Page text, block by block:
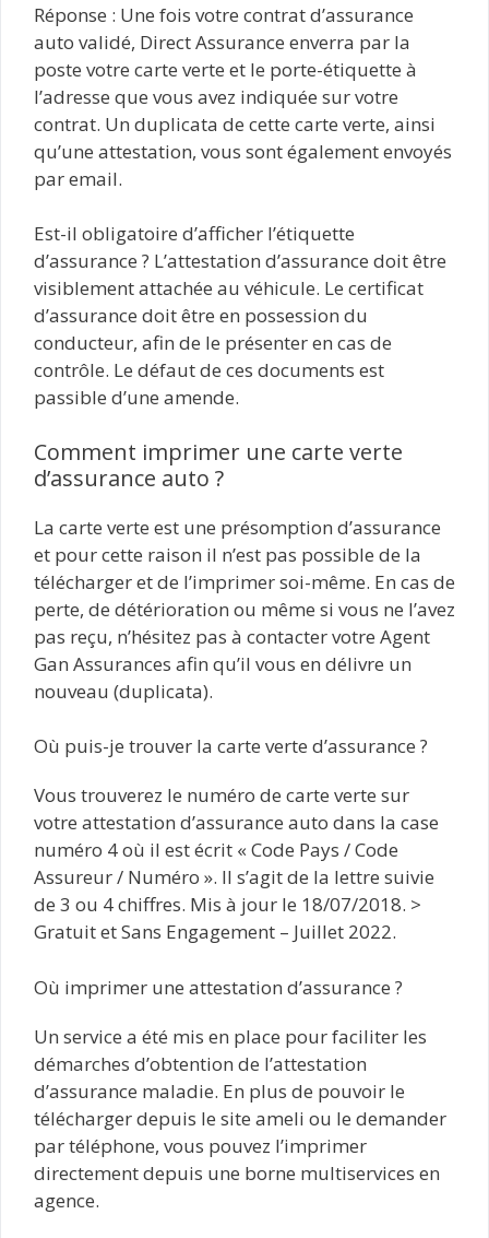
Réponse : Une fois votre contrat d’assurance
auto validé, Direct Assurance enverra par la
poste votre carte verte et le porte-étiquette à
l’adresse que vous avez indiquée sur votre
contrat. Un duplicata de cette carte verte, ainsi
qu’une attestation, vous sont également envoyés
par email.
Est-il obligatoire d’afficher l’étiquette
d’assurance ? L’attestation d’assurance doit être
visiblement attachée au véhicule. Le certificat
d’assurance doit être en possession du
conducteur, afin de le présenter en cas de
contrôle. Le défaut de ces documents est
passible d’une amende.
Comment imprimer une carte verte
d’assurance auto ?
La carte verte est une présomption d’assurance
et pour cette raison il n’est pas possible de la
télécharger et de l’imprimer soi-même. En cas de
perte, de détérioration ou même si vous ne l’avez
pas reçu, n’hésitez pas à contacter votre Agent
Gan Assurances afin qu’il vous en délivre un
nouveau (duplicata).
Où puis-je trouver la carte verte d’assurance ?
Vous trouverez le numéro de carte verte sur
votre attestation d’assurance auto dans la case
numéro 4 où il est écrit « Code Pays / Code
Assureur / Numéro ». Il s’agit de la lettre suivie
de 3 ou 4 chiffres. Mis à jour le 18/07/2018. >
Gratuit et Sans Engagement – Juillet 2022.
Où imprimer une attestation d’assurance ?
Un service a été mis en place pour faciliter les
démarches d’obtention de l’attestation
d’assurance maladie. En plus de pouvoir le
télécharger depuis le site ameli ou le demander
par téléphone, vous pouvez l’imprimer
directement depuis une borne multiservices en
agence.